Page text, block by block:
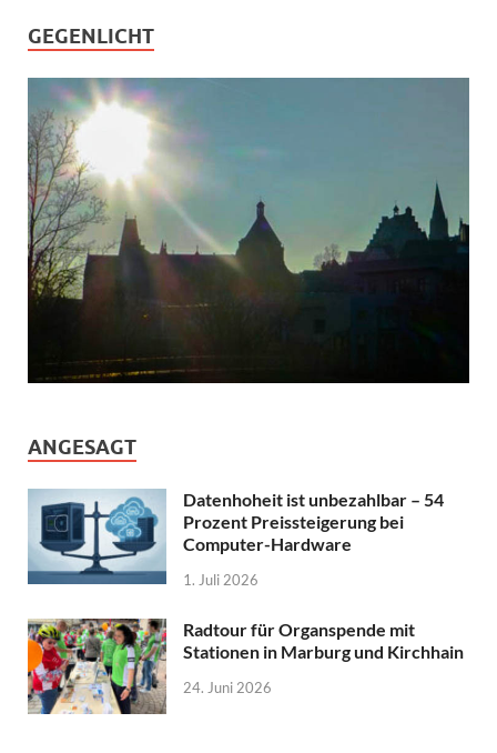
GEGENLICHT
ANGESAGT
Datenhoheit ist unbezahlbar – 54
Prozent Preissteigerung bei
Computer-Hardware
1. Juli 2026
Radtour für Organspende mit
Stationen in Marburg und Kirchhain
24. Juni 2026